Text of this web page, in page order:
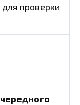
проверки